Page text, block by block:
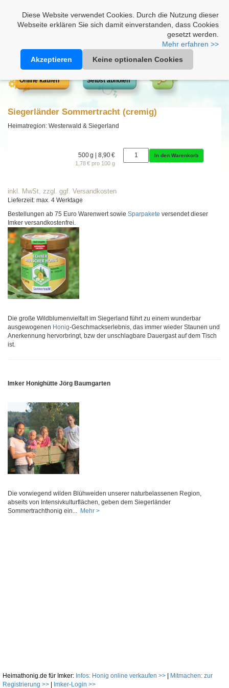
Diese Website verwendet Cookies. Durch die Nutzung dieser
Webseite erklären Sie sich damit einverstanden, dass Cookies
gesetzt werden.
Mehr erfahren >>
Akzeptieren
Keine optionalen Cookies
Online kaufen Selbst abholen
Siegerländer Sommertracht (cremig)
Heimatregion: Westerwald & Siegerland
500 g | 8,90 €
1,78 € pro 100 g
In den Warenkorb
inkl. MwSt, zzgl. ggf. Versandkosten
Lieferzeit: max. 4 Werktage
Bestellungen ab 75 Euro Warenwert sowie Sparpakete versendet dieser
Imker versandkostenfrei.
Die große Wildblumenvielfalt im Siegerland führt zu einem wunderbar
ausgewogenen Honig-Geschmackserlebnis, das immer wieder Staunen und
Anerkennung hervorbringt, bzw der unschlagbare Dauergast auf dem Tisch
ist.
Imker Honighütte Jörg Baumgarten
Die vorwiegend wilden Blühweiden unserer naturbelassenen Region,
abseits von Intensivkulturflächen, geben dem Siegerländer
Sommertrachthonig ein... Mehr >
Heimathonig.de für Imker: Infos: Honig online verkaufen >>
Mitmachen: zur
Registrierung >>
Imker-Login >>